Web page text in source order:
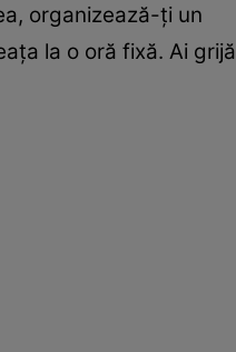
organizează-ți un
la o oră fixă. Ai grijă